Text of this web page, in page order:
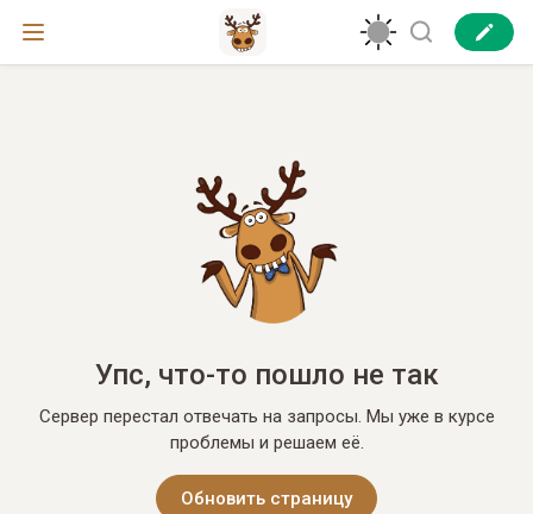
Упс, что-то пошло не так
Сервер перестал отвечать на запросы. Мы уже в курсе
проблемы и решаем её.
Обновить страницу